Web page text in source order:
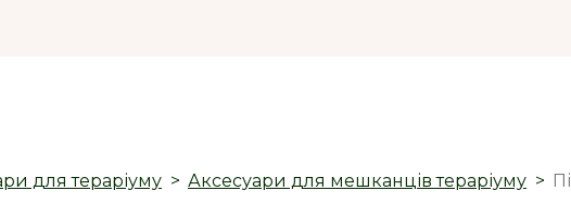
для тераріуму Аксесуари для мешканців тераріуму